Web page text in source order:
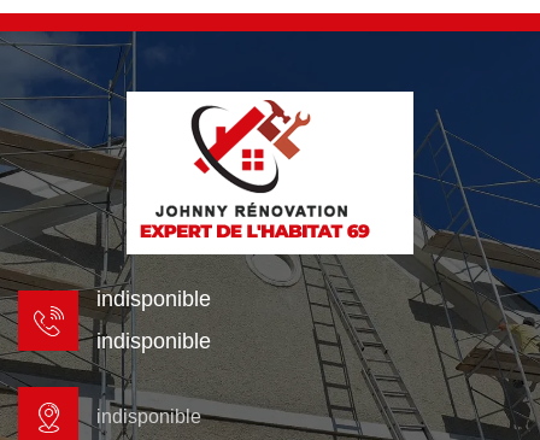
indisponible
indisponible
indisponible